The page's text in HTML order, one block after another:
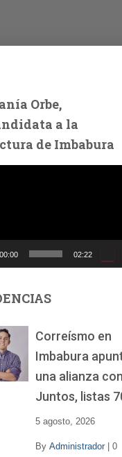
Orbe,
a la
de Imbabura
00:00 02:22
Correísmo en
Imbabura
una alianza con
Juntos, listas
5 agosto, 2026
By Administrador| 0